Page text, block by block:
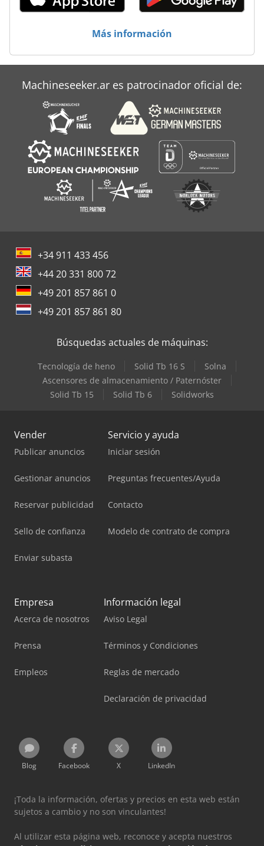
Más información
Machineseeker.ar es patrocinador oficial de:
+34 911 433 456
+44 20 331 800 72
+49 201 857 861 0
+49 201 857 861 80
Búsquedas actuales de máquinas:
Tecnología de heno Solid Tb 16 S
Solna
Ascensores de almacenamiento / Paternóster
Solid Tb 15
Solid Tb 6 Solidworks
Vender
Publicar anuncios
Gestionar anuncios
Reservar publicidad
Sello de confianza
Enviar subasta
Servicio y ayuda
Iniciar sesión
Preguntas frecuentes/Ayuda
Contacto
Modelo de contrato de compra
Empresa
Acerca de nosotros
Prensa
Empleos
Información legal
Aviso Legal
Términos y Condiciones
Reglas de mercado
Declaración de privacidad
Blog Facebook X LinkedIn
¡Toda la información, ofertas y precios en esta web están
sujetos a cambio y no son vinculantes!
Al utilizar esta página web, reconoce y acepta nuestros